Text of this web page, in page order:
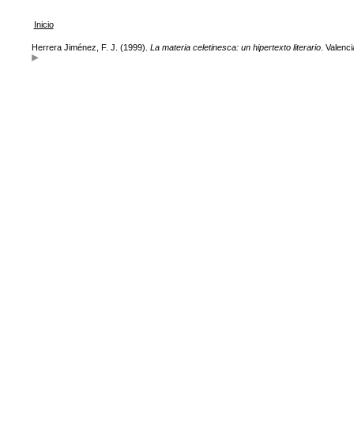
Inicio
Herrera Jiménez, F. J. (1999). La materia celetinesca: un hipertexto literario.